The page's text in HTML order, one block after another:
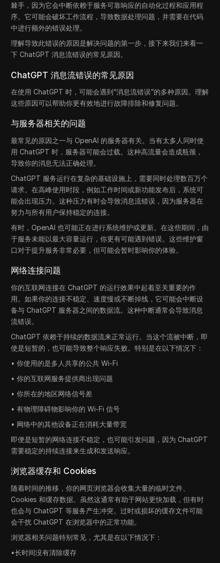
棘手，因为它会中断依赖于服务可靠响应的自动化过程和应用程
序。它可能会破坏工作流程，导致数据处理问题，并需要在代码
中进行额外的错误处理。
理解导致此错误的原因是解决问题的第一步，接下来我们来看一
下 ChatGPT 消息流错误的常见原因。
ChatGPT 消息流错误的常见原因
在使用 ChatGPT 时，可能会遇到“消息流错误”的多种原因。理解
这些原因可以帮助你更有效地进行故障排除和修复问题。
与服务器相关的问题
最常见的原因之一与 OpenAI 的服务器有关。当有太多人同时使
用 ChatGPT 时，服务器可能会过载。这种高流量会造成瓶颈，
导致你的消息无法正确处理。
ChatGPT 服务运行在复杂的基础设施上，需要同时处理数百万个
请求。在高峰使用时段，例如工作时间或新功能发布后，系统可
能会出现压力。这种压力有时会导致消息流错误，因为服务器在
努力与所有用户保持稳定的连接。
有时，OpenAI 也可能正在进行系统维护或更新。在这些期间，由
于服务未能以最大容量运行，你更有可能遇到错误。这些维护窗
口对于提升服务非常必要，但可能会暂时影响你的体验。
网络连接问题
你的互联网连接在 ChatGPT 的运行效果中起着至关重要的作
用。如果你的连接不稳定、速度慢或不断掉线，它可能会中断设
备与 ChatGPT 服务器之间的数据流。这种中断通常会导致消息
流错误。
ChatGPT 依赖于持续的数据流来正常运行。当这个流被中断，即
使是短暂的，也可能导致整个响应失败。特别是在以下情况下：
• 你使用的是多人共享的公共 Wi-Fi
• 你的互联网服务提供商出现问题
• 你所在的地区网络信号差
• 有物理障碍物影响你的 Wi-Fi 信号
• 网络中的其他设备正在消耗大量带宽
即便是短暂的网络连接不稳定，也可能引发问题，因为 ChatGPT
需要稳定的持续连接来生成和发送响应。
浏览器缓存和 Cookies
随着时间的推移，你的网页浏览器会收集大量的临时文件、
Cookies 和缓存数据。虽然这通常有助于网站更快加载，但有时
也会与 ChatGPT 等服务产生冲突。过时或损坏的缓存文件可能
会干扰 ChatGPT 在浏览器中的正常功能。
浏览器相关问题特别常见，尤其是在以下情况下：
•长时间没有清除缓存